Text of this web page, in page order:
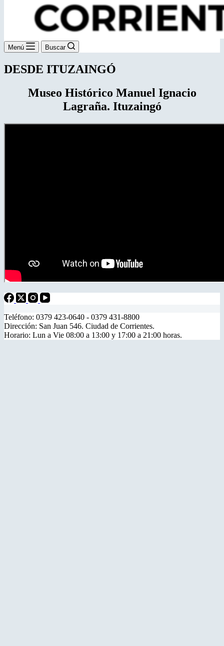
Menú Buscar
DESDE ITUZAINGÓ
Museo Histórico Manuel Ignacio
Lagraña. Ituzaingó
Teléfono: 0379 423-0640 - 0379 431-8800
Dirección: San Juan 546. Ciudad de Corrientes.
Horario: Lun a Vie 08:00 a 13:00 y 17:00 a 21:00 horas.